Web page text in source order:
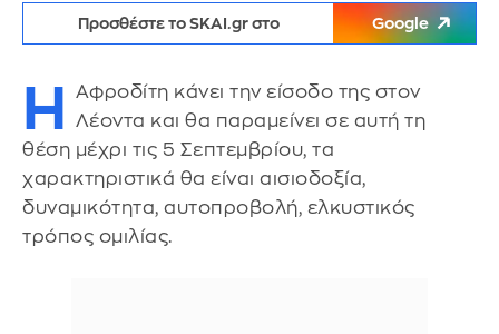
Προσθέστε το SKAI.gr στο Google
Η
Αφροδίτη κάνει την είσοδο της στον
Λέοντα και θα παραμείνει σε αυτή τη
θέση μέχρι τις 5 Σεπτεμβρίου, τα
χαρακτηριστικά θα είναι αισιοδοξία,
δυναμικότητα, αυτοπροβολή, ελκυστικός
τρόπος ομιλίας.